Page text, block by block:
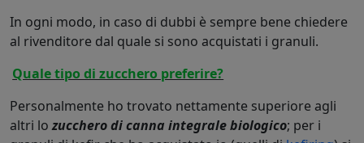
In ogni modo, in caso di dubbi è sempre bene chiedere
al rivenditore dal quale si sono acquistati i granuli.
Quale tipo di zucchero preferire?
Personalmente ho trovato nettamente superiore agli
altri lozucchero di canna integrale biologico; per i